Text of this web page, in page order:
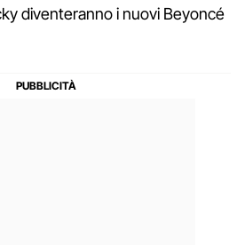
diventeranno i nuovi Beyoncé